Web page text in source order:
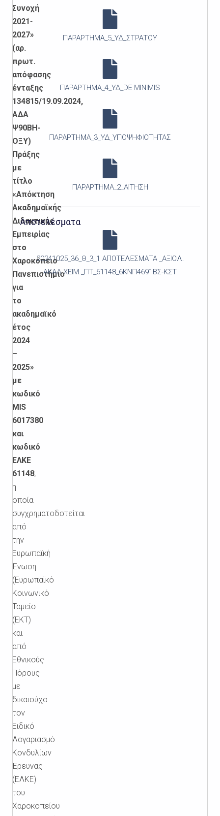
Συνοχή
2021-
2027»
(αρ.
πρωτ.
απόφασης
ένταξης
134815/19.09.2024,
ΑΔΑ
Ψ90ΒΗ-
ΟΞΥ)
Πράξης
με
τίτλο
«Απόκτηση
Ακαδημαϊκής
Διδακτικής
Εμπειρίας
στο
Χαροκόπειο
Πανεπιστήμιο
για
το
ακαδημαϊκό
έτος
2024
–
2025»
με
κωδικό
MIS
6017380
και
κωδικό
ΕΛΚΕ
61148,
η
οποία
συγχρηματοδοτείται
από
την
Ευρωπαϊκή
Ένωση
(Ευρωπαϊκό
Κοινωνικό
Ταμείο
(ΕΚΤ)
και
από
Εθνικούς
Πόρους
με
δικαιούχο
τον
Ειδικό
Λογαριασμό
Κονδυλίων
Έρευνας
(ΕΛΚΕ)
του
Χαροκοπείου
ΠΑΡΑΡΤΗΜΑ_5_ΥΔ_ΣΤΡΑΤΟΥ
ΠΑΡΑΡΤΗΜΑ_4_ΥΔ_DE MINIMIS
ΠΑΡΑΡΤΗΜΑ_3_ΥΔ_ΥΠΟΨΗΦΙΟΤΗΤΑΣ
ΠΑΡΑΡΤΗΜΑ_2_ΑΙΤΗΣΗ
Αποτελέσματα
20241025_36_Θ_3_1 ΑΠΟΤΕΛΕΣΜΑΤΑ _ΑΞΙΟΛ.
ΑΚΑΔ.ΧΕΙΜ._ΠΤ_61148_6ΚΝΠ4691ΒΣ-ΚΣΤ